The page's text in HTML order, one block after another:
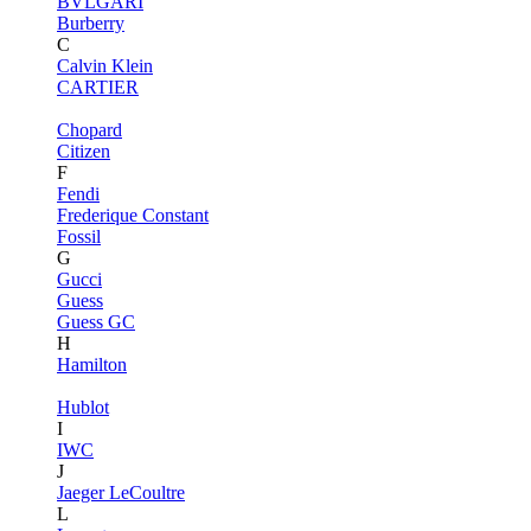
Burberry
C
Calvin Klein
CARTIER
Chopard
Citizen
F
Fendi
Frederique Constant
Fossil
G
Gucci
Guess
Guess GC
H
Hamilton
Hublot
I
IWC
J
Jaeger LeCoultre
L